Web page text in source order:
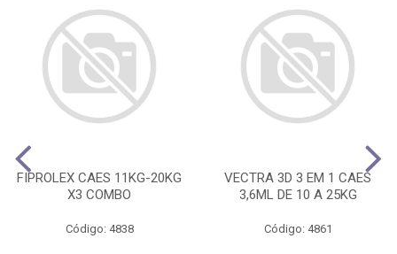
FIPROLEX CAES 11KG-20KG
X3 COMBO
Código: 4838
VECTRA 3D 3 EM 1 CAES
3,6ML DE 10 A 25KG
Código: 4861